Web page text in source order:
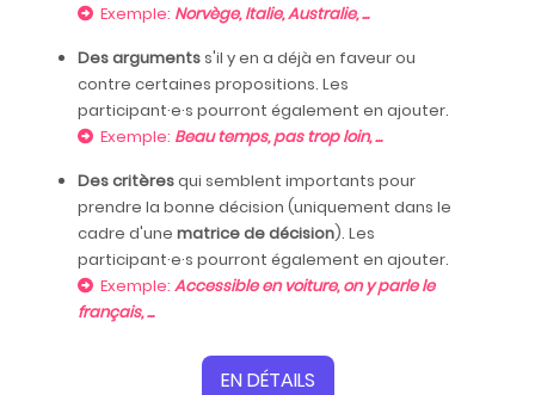
Exemple: Norvège, Italie, Australie, ...
Des arguments s'il y en a déjà en faveur ou
contre certaines propositions. Les
participant·e·s pourront également en ajouter.
Exemple: Beau temps, pas trop loin, ...
Des critèresqui semblent importants pour
prendre la bonne décision (uniquement dans le
cadre d'une matrice de décision). Les
participant·e·s pourront également en ajouter.
Exemple: Accessible en voiture, on y parle le
français, ...
EN DÉTAILS